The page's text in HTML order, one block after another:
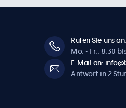
Rufen Sie uns
Mo. - Fr.: 8:30
E-Mail an:
Antwort in 2